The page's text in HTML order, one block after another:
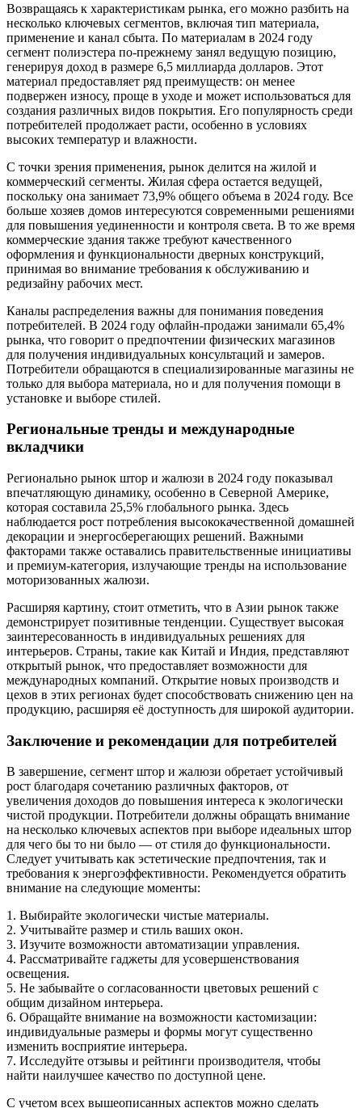
Возвращаясь к характеристикам рынка, его можно разбить на
несколько ключевых сегментов, включая тип материала,
применение и канал сбыта. По материалам в 2024 году
сегмент полиэстера по-прежнему занял ведущую позицию,
генерируя доход в размере 6,5 миллиарда долларов. Этот
материал предоставляет ряд преимуществ: он менее
подвержен износу, проще в уходе и может использоваться для
создания различных видов покрытия. Его популярность среди
потребителей продолжает расти, особенно в условиях
высоких температур и влажности.
С точки зрения применения, рынок делится на жилой и
коммерческий сегменты. Жилая сфера остается ведущей,
поскольку она занимает 73,9% общего объема в 2024 году. Все
больше хозяев домов интересуются современными решениями
для повышения уединенности и контроля света. В то же время
коммерческие здания также требуют качественного
оформления и функциональности дверных конструкций,
принимая во внимание требования к обслуживанию и
редизайну рабочих мест.
Каналы распределения важны для понимания поведения
потребителей. В 2024 году офлайн-продажи занимали 65,4%
рынка, что говорит о предпочтении физических магазинов
для получения индивидуальных консультаций и замеров.
Потребители обращаются в специализированные магазины не
только для выбора материала, но и для получения помощи в
установке и выборе стилей.
Региональные тренды и международные
вкладчики
Регионально рынок штор и жалюзи в 2024 году показывал
впечатляющую динамику, особенно в Северной Америке,
которая составила 25,5% глобального рынка. Здесь
наблюдается рост потребления высококачественной домашней
декорации и энергосберегающих решений. Важными
факторами также оставались правительственные инициативы
и премиум-категория, излучающие тренды на использование
моторизованных жалюзи.
Расширяя картину, стоит отметить, что в Азии рынок также
демонстрирует позитивные тенденции. Существует высокая
заинтересованность в индивидуальных решениях для
интерьеров. Страны, такие как Китай и Индия, представляют
открытый рынок, что предоставляет возможности для
международных компаний. Открытие новых производств и
цехов в этих регионах будет способствовать снижению цен на
продукцию, расширяя её доступность для широкой аудитории.
Заключение и рекомендации для потребителей
В завершение, сегмент штор и жалюзи обретает устойчивый
рост благодаря сочетанию различных факторов, от
увеличения доходов до повышения интереса к экологически
чистой продукции. Потребители должны обращать внимание
на несколько ключевых аспектов при выборе идеальных штор
для чего бы то ни было — от стиля до функциональности.
Следует учитывать как эстетические предпочтения, так и
требования к энергоэффективности. Рекомендуется обратить
внимание на следующие моменты:
1. Выбирайте экологически чистые материалы.
2. Учитывайте размер и стиль ваших окон.
3. Изучите возможности автоматизации управления.
4. Рассматривайте гаджеты для усовершенствования
освещения.
5. Не забывайте о согласованности цветовых решений с
общим дизайном интерьера.
6. Обращайте внимание на возможности кастомизации:
индивидуальные размеры и формы могут существенно
изменить восприятие интерьера.
7. Исследуйте отзывы и рейтинги производителя, чтобы
найти наилучшее качество по доступной цене.
С учетом всех вышеописанных аспектов можно сделать